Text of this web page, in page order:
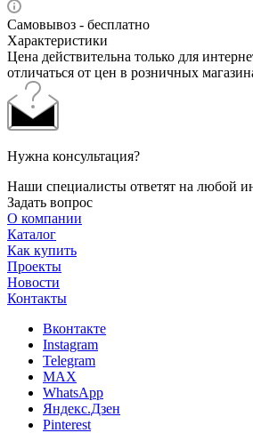
Самовывоз - бесплатно
Характеристики
Цена действительна только для
отличаться от цен в розничных
Нужна консультация?
Наши специалисты ответят на любой
Задать вопрос
О компании
Каталог
Как купить
Проекты
Новости
Контакты
Вконтакте
Instagram
Telegram
MAX
WhatsApp
Яндекс.Дзен
Pinterest